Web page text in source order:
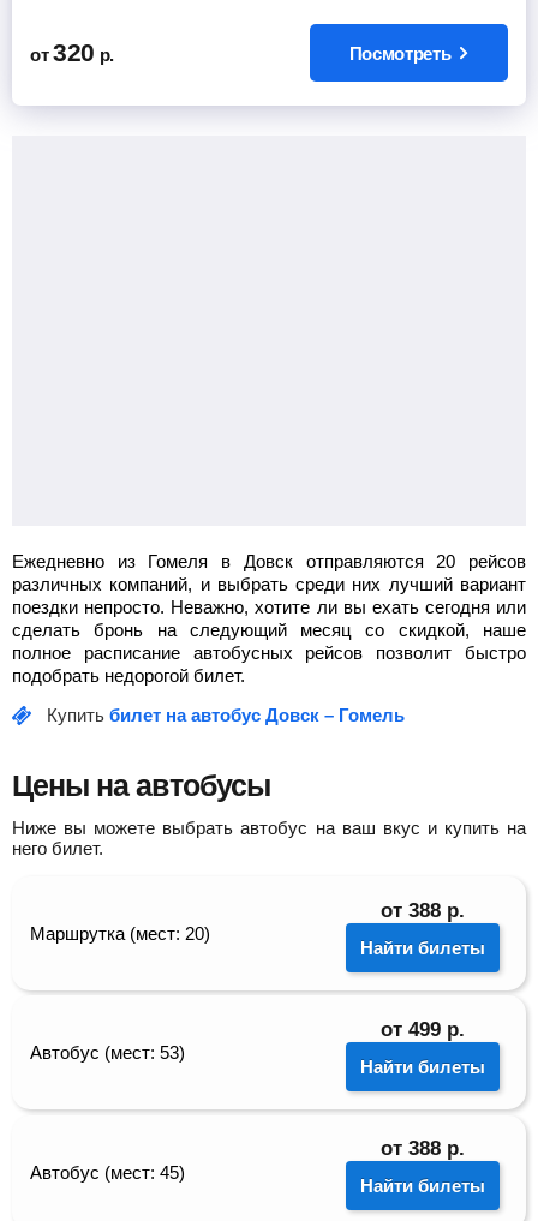
от 320 р. Посмотреть
Ежедневно из Гомеля в Довск отправляются 20 рейсов
различных компаний, и выбрать среди них лучший вариант
поездки непросто. Неважно, хотите ли вы ехать сегодня или
сделать бронь на следующий месяц со скидкой, наше
полное расписание автобусных рейсов позволит быстро
подобрать недорогой билет.
Купить билет на автобус Довск – Гомель
Цены на автобусы
Ниже вы можете выбрать автобус на ваш вкус и купить на
него билет.
Маршрутка (мест: 20)
от 388 р.
Найти билеты
Автобус (мест: 53)
от 499 р.
Найти билеты
Автобус (мест: 45)
от 388 р.
Найти билеты